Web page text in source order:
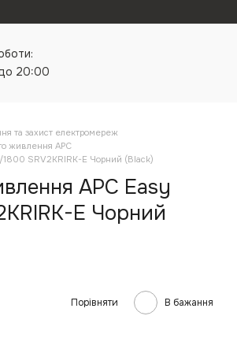
20:00
та захист електромереж
живлення APC
SRV2KRIRK-E Чорний (Black)
APC Easy
E Чорний
Порівняти В бажання